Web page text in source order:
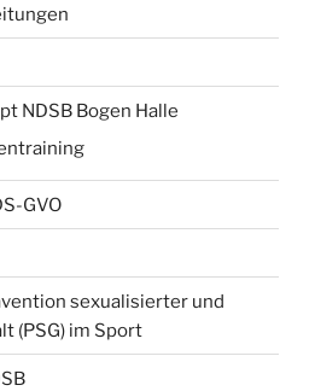
NDSB Bogen Halle
GVO
sexualisierter und
(PSG) im Sport